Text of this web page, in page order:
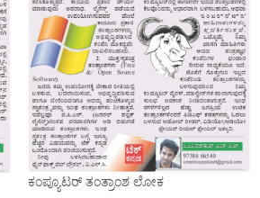
ಕಂಪ್ಯೂಟರ್ ತಂತ್ರಾಂಶ ಲೋಕ